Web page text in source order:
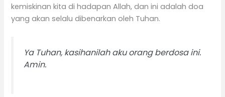
kemiskinan kita di hadapan Allah, dan ini adalah doa
yang akan selalu dibenarkan oleh Tuhan.
Ya Tuhan, kasihanilah aku orang berdosa ini.
Amin.